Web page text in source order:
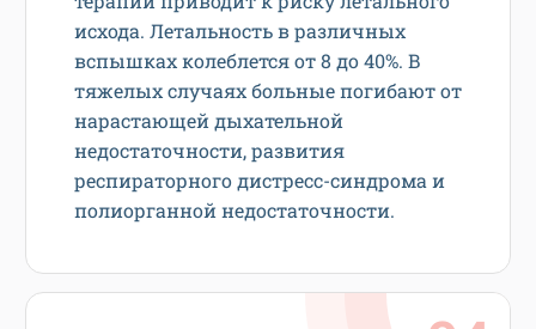
исхода. Летальность в различных
вспышках колеблется от 8 до 40%. В
тяжелых случаях больные погибают от
нарастающей дыхательной
недостаточности, развития
респираторного дистресс-синдрома и
полиорганной недостаточности.